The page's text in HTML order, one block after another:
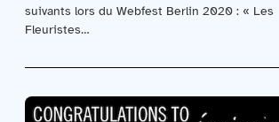
suivants lors du Webfest Berlin 2020 : « Les
Fleuristes…